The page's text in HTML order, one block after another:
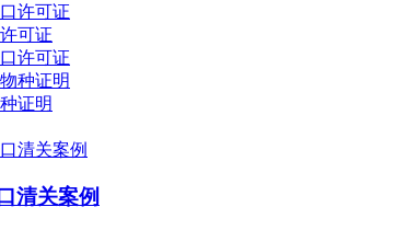
许可证
可证
许可证
种证明
证明
清关案例